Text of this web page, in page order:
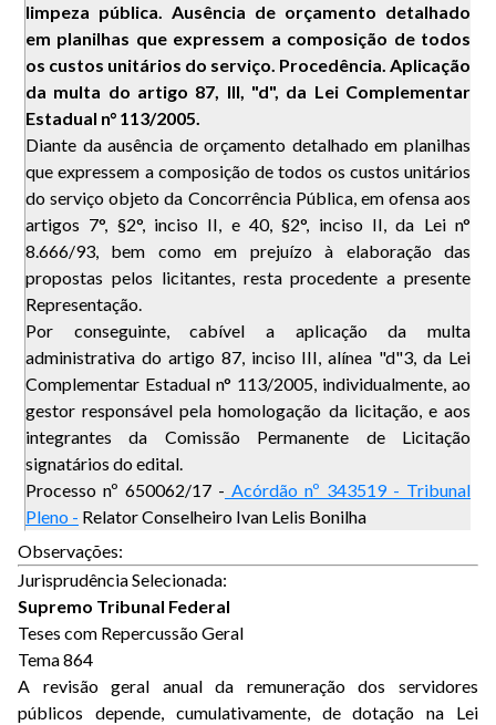
limpeza pública. Ausência de orçamento detalhado
em planilhas que expressem a composição de todos
os custos unitários do serviço. Procedência. Aplicação
da multa do artigo 87, III, "d", da Lei Complementar
Estadual n° 113/2005.
Diante da ausência de orçamento detalhado em planilhas
que expressem a composição de todos os custos unitários
do serviço objeto da Concorrência Pública, em ofensa aos
artigos 7°, §2°, inciso II, e 40, §2°, inciso II, da Lei n°
8.666/93, bem como em prejuízo à elaboração das
propostas pelos licitantes, resta procedente a presente
Representação.
Por conseguinte, cabível a aplicação da multa
administrativa do artigo 87, inciso III, alínea "d"3, da Lei
Complementar Estadual n° 113/2005, individualmente, ao
gestor responsável pela homologação da licitação, e aos
integrantes da Comissão Permanente de Licitação
signatários do edital.
Processo nº 650062/17 - Acórdão nº 343519 - Tribunal
Pleno - Relator Conselheiro Ivan Lelis Bonilha
Observações:
Jurisprudência Selecionada:
Supremo Tribunal Federal
Teses com Repercussão Geral
Tema 864
A revisão geral anual da remuneração dos servidores
públicos depende, cumulativamente, de dotação na Lei